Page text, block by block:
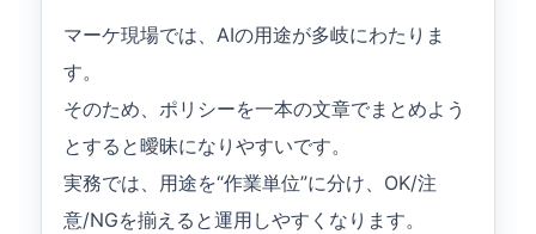
マーケ現場では、AIの用途が多岐にわたりま
す。
そのため、ポリシーを一本の文章でまとめよう
とすると曖昧になりやすいです。
実務では、用途を“作業単位”に分け、OK/注
意/NGを揃えると運用しやすくなります。